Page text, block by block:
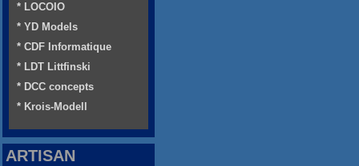
* LOCOIO
* YD Models
* CDF Informatique
* LDT Littfinski
* DCC concepts
* Krois-Modell
ARTISAN